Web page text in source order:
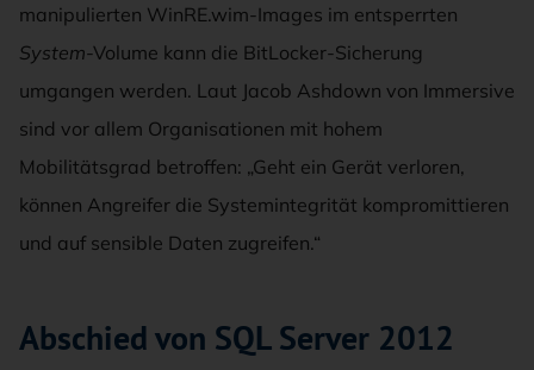
manipulierten WinRE.wim-Images im entsperrten
System-Volume kann die BitLocker-Sicherung
umgangen werden. Laut Jacob Ashdown von Immersive
sind vor allem Organisationen mit hohem
Mobilitätsgrad betroffen: „Geht ein Gerät verloren,
können Angreifer die Systemintegrität kompromittieren
und auf sensible Daten zugreifen.“
Abschied von SQL Server 2012